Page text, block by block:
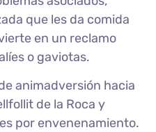
que les da comida
en un reclamo
o gaviotas.
animadversión hacia
de la Roca y
por envenenamiento.